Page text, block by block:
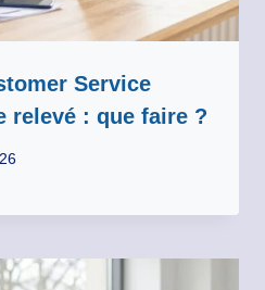
Service
relevé : que faire ?